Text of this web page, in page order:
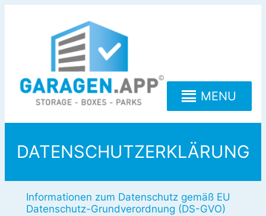
MENU
DATENSCHUTZERKLÄRUNG
Informationen zum Datenschutz gemäß EU
Datenschutz-Grundverordnung (DS-GVO)